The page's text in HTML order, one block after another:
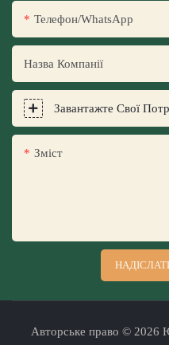
Телефон/WhatsApp
Назва Компанії
Завантажте Свої
Зміст
Авторське право ©